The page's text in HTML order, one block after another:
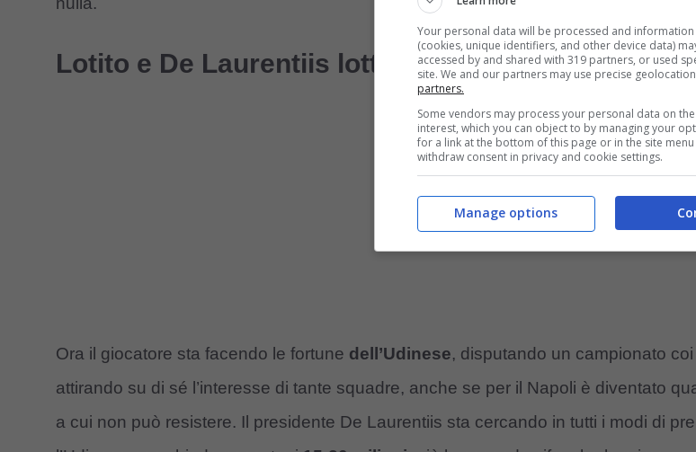
Lotito e De Laurentiis lottano per Solet
Ora il giocatore sta facendo le fortune dell’Udinese, disputando un campionato
attirando su di sé l’interesse di tante squadre, anche se per il Napoli è diventato
a cui non può resistere. Il presidente De Laurentiis sta cercando in tutti i modi di
Your personal data will be processed and
(cookies, unique identifiers, and other device data)
accessed by and shared with 319 partners, or used
site. We and our partners may use precise
partners.
Some vendors may process your personal data on
interest, which you can object to by managing your
for a link at the bottom of this page or in the site
withdraw consent in privacy and cookie settings.
Manage options